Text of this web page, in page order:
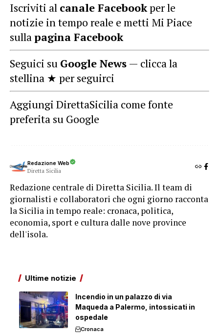
Iscriviti al canale Facebookper le
notizie in tempo reale e metti Mi Piace
sullapagina Facebook
Seguici su Google News — clicca la
stellina ★ per seguirci
Aggiungi DirettaSicilia come fonte
preferita su Google
Redazione Web
Diretta Sicilia
Redazione centrale di Diretta Sicilia. Il team di
giornalisti e collaboratori che ogni giorno racconta
la Sicilia in tempo reale: cronaca, politica,
economia, sport e cultura dalle nove province
dell'isola.
Ultime notizie
Incendio in un palazzo di via
Maqueda a Palermo, intossicati in
ospedale
Cronaca